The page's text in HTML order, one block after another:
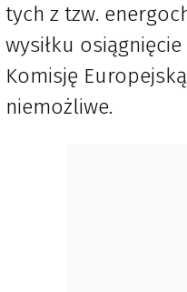
tych z tzw.
wysiłku
Komisję
niemożliwe.